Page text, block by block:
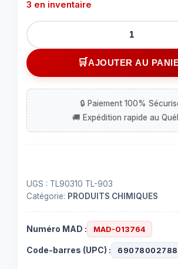
3 en inventaire
quantité
de
TL-
903
de
filet
à
10
ml.
AJOUTER AU
UGS : TL90310 TL-903
Catégorie: PRODUITS CHIMIQUES
Numéro MAD : MAD-013764
Code-barres (UPC) :